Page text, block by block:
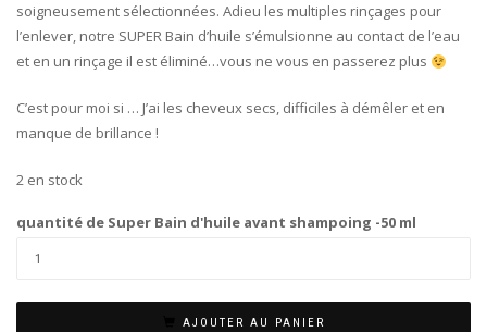
soigneusement sélectionnées. Adieu les multiples rinçages pour
l’enlever, notre SUPER Bain d’huile s’émulsionne au contact de l’eau
et en un rinçage il est éliminé…vous ne vous en passerez plus
C’est pour moi si … J’ai les cheveux secs, difficiles à démêler et en
manque de brillance !
2 en stock
quantité de Super Bain d'huile avant shampoing -50 ml
AJOUTER AU PANIER